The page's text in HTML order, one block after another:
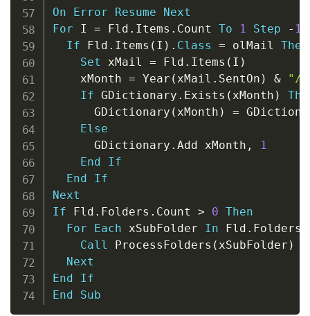
On
Error Resume
Next
For I = Fld . Items . Count To 1 Step - 1
If Fld . Items ( I ) . Class = olMail Then
Set xMail = Fld . Items ( I )
    xMonth
= Year ( xMail . SentOn ) &
"/"
If GDictionary . Exists ( xMonth )
      GDictionary
( xMonth ) =
Else
      GDictionary
. Add xMonth ,
1
End
If
End
If
Next
If Fld . Folders . Count > 0 Then
For
Each xSubFolder In Fld . Folders
Call ProcessFolders ( xSubFolder )
Next
End
If
End
Sub